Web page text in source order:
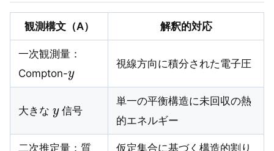
観測構文（A） 解釈的対応
一次観測量：
Compton-
視線方向に積分された電子圧
大きな 信号
単一の平衡構造に未回収の熱
的エネルギー
二次推定量：質
仮定集合に基づく構造的割り